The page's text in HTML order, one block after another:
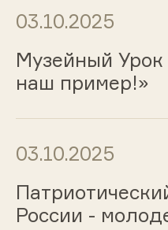
03.10.2025
Музейный
наш пример!»
03.10.2025
России -